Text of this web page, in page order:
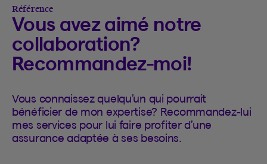
Référence
Vous avez aimé notre
collaboration?
Recommandez-moi!
Vous connaissez quelqu’un qui pourrait
bénéficier de mon expertise? Recommandez-lui
mes services pour lui faire profiter d’une
assurance adaptée à ses besoins.